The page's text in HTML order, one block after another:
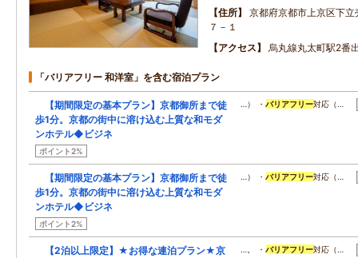
住所
京都府京都市上京区下
７－１
アクセス
烏丸線丸太町駅2番
「バリアフリー 和洋室」を含む宿泊プラン
【期間限定の基本プラン】京都御所まで徒
歩1分。京都の街中に溶け込む上質な和モダ
ンホテル◆ビジネ
ポイント2%
…） ・バリアフリー対応（…
【期間限定の基本プラン】京都御所まで徒
歩1分。京都の街中に溶け込む上質な和モダ
ンホテル◆ビジネ
ポイント2%
…） ・バリアフリー対応（…
【2泊以上限定】★お得な連泊プラン★京
…。 ・バリアフリー対応（…